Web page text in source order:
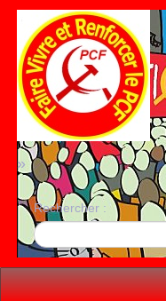
»
Rechercher :